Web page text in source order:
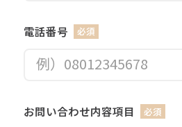
電話番号
お問い合わせ内容項目